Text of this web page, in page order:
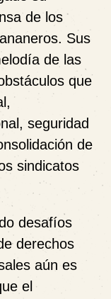
de los
Sus
de las
que
seguridad
de
sindicatos
desafíos
derechos
aún es
el